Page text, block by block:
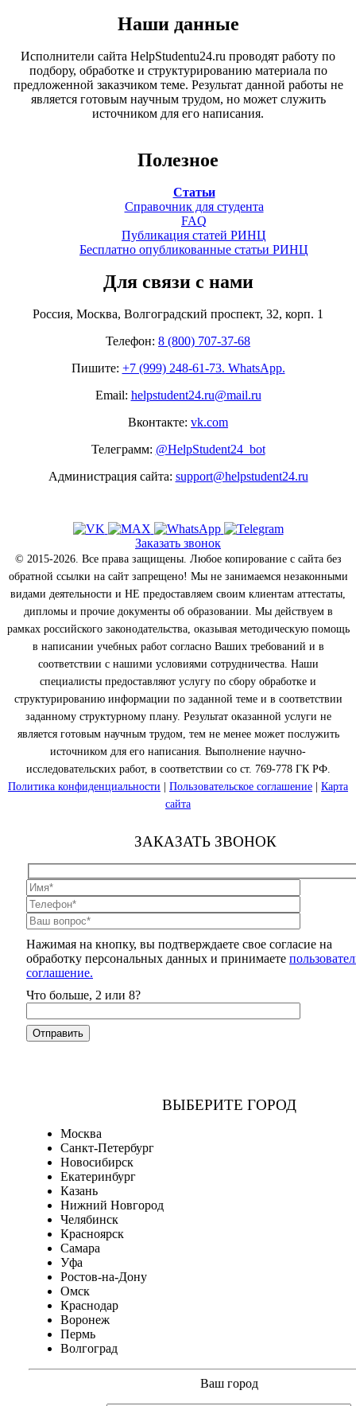
Наши данные
Исполнители сайта HelpStudentu24.ru проводят работу по
подбору, обработке и структурированию материала по
предложенной заказчиком теме. Результат данной работы не
является готовым научным трудом, но может служить
источником для его написания.
Полезное
Статьи
Справочник для студента
FAQ
Публикация статей РИНЦ
Бесплатно опубликованные статьи РИНЦ
Для связи с нами
Россия, Москва, Волгоградский проспект, 32, корп. 1
Телефон: 8 (800) 707-37-68
Пишите: +7 (999) 248-61-73. WhatsApp.
Email: helpstudent24.ru@mail.ru
Вконтакте: vk.com
Телеграмм: @HelpStudent24_bot
Администрация сайта: support@helpstudent24.ru
Заказать звонок
© 2015-2026. Все права защищены. Любое копирование с сайта без
обратной ссылки на сайт запрещено! Мы не занимаемся незаконными
видами деятельности и НЕ предоставляем своим клиентам аттестаты,
дипломы и прочие документы об образовании. Мы действуем в
рамках российского законодательства, оказывая методическую помощь
в написании учебных работ согласно Ваших требований и в
соответствии с нашими условиями сотрудничества. Наши
специалисты предоставляют услугу по сбору обработке и
структурированию информации по заданной теме и в соответствии
заданному структурному плану. Результат оказанной услуги не
является готовым научным трудом, тем не менее может послужить
источником для его написания. Выполнение научно-
исследовательских работ, в соответствии со ст. 769-778 ГК РФ.
Политика конфиденциальности
Пользовательское соглашение
Карта
сайта
ЗАКАЗАТЬ ЗВОНОК
Нажимая на кнопку, вы подтверждаете свое согласие на
обработку персональных данных и принимаете
соглашение.
Что больше, 2 или 8?
ВЫБЕРИТЕ ГОРОД
Москва
Санкт-Петербург
Новосибирск
Екатеринбург
Казань
Нижний Новгород
Челябинск
Красноярск
Самара
Уфа
Ростов-на-Дону
Омск
Краснодар
Воронеж
Пермь
Волгоград
Ваш город